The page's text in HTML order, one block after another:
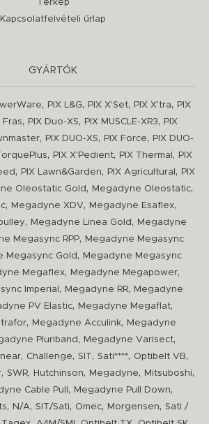
Térkép
Kapcsolatfelvételi űrlap
GYÁRTÓK
, PIX L&G, PIX X'Set, PIX X'tra,
PIX
Fras, PIX Duo-XS, PIX MUSCLE-XR3,
PIX
, PIX DUO-XS, PIX Force,
PIX DUO-
, PIX X'Pedient, PIX Thermal ,
PIX
, PIX Lawn&Garden, PIX Agricultural ,
PIX
Oleostatic Gold , Megadyne Oleostatic,
, Megadyne XDV, Megadyne Esaflex,
, Megadyne Linea Gold ,
Megadyne
Megasync RPP,
Megadyne Megasync
Megasync Gold ,
Megadyne Megasync
Megaflex, Megadyne Megapower,
Imperial , Megadyne RR,
Megadyne
PV Elastic, Megadyne Megaflat,
, Megadyne Acculink,
Megadyne
Pluriband , Megadyne Varisect,
, Challenge, SIT, Sati****, Optibelt VB,
, SWR, Hutchinson, Megadyne, Mitsuboshi,
Cable Pull , Megadyne Pull Down,
, N/A, SIT/Sati, Omec, Morgensen, Sati /